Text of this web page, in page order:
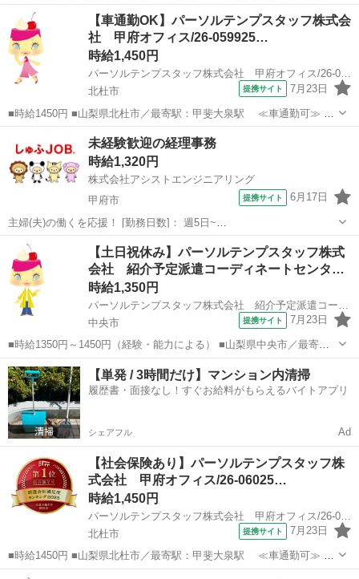
などの事務業務をお任せします。ミーティングや全体チャットなど、
いつでも先輩に相談できるので安心です。 仕事の流れ 担当案件の決定
システムや社内チャットを通して、案...
アルバイト・パート / 契約社員
【車通勤OK】パーソルテンプスタッフ株式会
社 甲府オフィス/26-059925…
時給1,450円
パーソルテンプスタッフ株式会社 甲府オフィス/26-0599256
北杜市
提携サイト 7月23日
■時給1450円 ■山梨県北杜市／最寄駅：甲斐大泉駅 ≪車通勤可≫ ■
派遣社員 ■土日祝休み、車通勤OK、社会保険あり ■9月開始♪入力多め
大手メーカーの経理アシスント☆彡甲斐大泉駅 ◆社会保険完備 ◆有給
休暇制度 ...
経理
未経験歓迎の経理事務
時給1,320円
株式会社アシストエンジニアリング
甲府市
提携サイト 6月17日
主婦(夫)の働くを応援！ [勤務日数]： 週5日~
08:30~17:30/09:00~17:00/09:00~16:00 [勤務地・最寄駅]： 山梨県甲府
市池田 株式会社アシストエンジニアリング（派遣元） [職種...
山梨 経理
【土日祝休み】パーソルテンプスタッフ株式
会社 紹介予定派遣コーディネートセンタ…
時給1,350円
中央市
提携サイト 7月23日
■時給1350円～1450円（経験・能力による） ■山梨県中央市／最寄
駅：小井川駅 ■紹介予定派遣 ■未経験歓迎、土日祝休み、上場企業・
上場企業のグループ会社、社会保険あり ■［年収332万～］［賞与4.1
ヶ月分］＼安定／経...
山梨 中央市 経理
【単発 / 3時間だけ】マンション内清掃
履歴書・面接なし！すぐお給料がもらえるバイトアプリ
シェアフル Ad
【社会保険あり】パーソルテンプスタッフ株
式会社 甲府オフィス/26-06025…
時給1,450円
パーソルテンプスタッフ株式会社 甲府オフィス/26-0602508
北杜市
提携サイト 7月23日
■時給1450円 ■山梨県北杜市／最寄駅：甲斐大泉駅 ≪車通勤可≫ ■
派遣社員 ■土日祝休み、車通勤OK、社会保険あり ■《時間相談OK♪》